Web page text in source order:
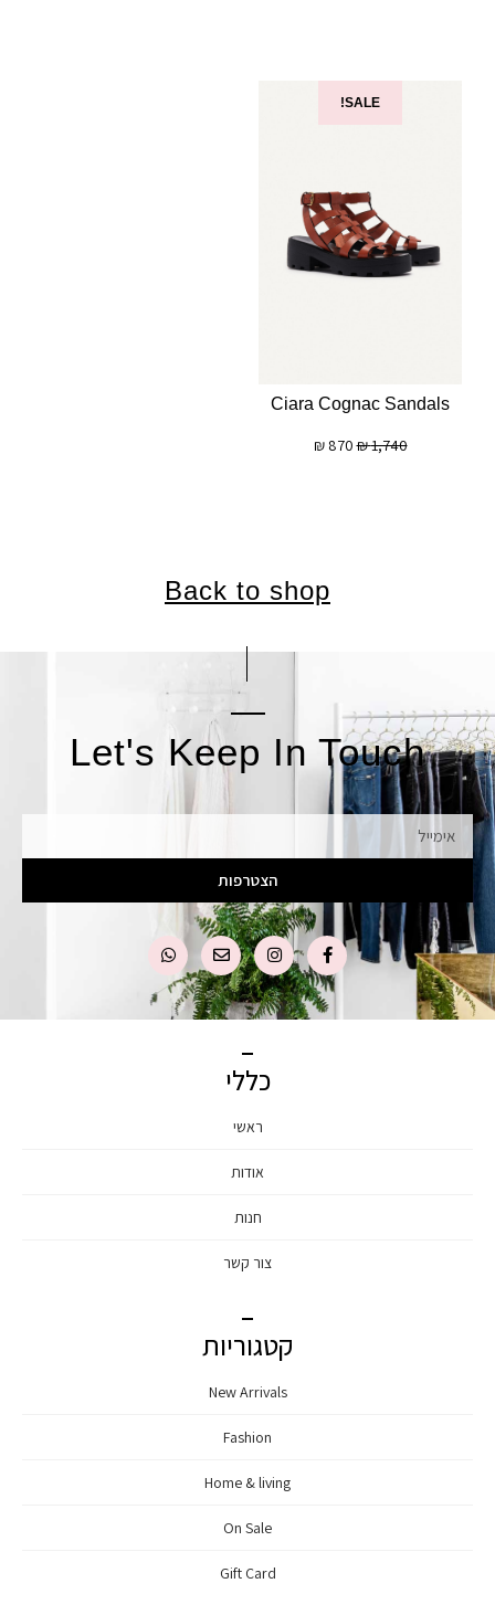
SALE!
Ciara Cognac Sandals
1,740
₪
870
₪
Back to shop
Let's Keep In Touch
אימייל
הצטרפות
כללי
ראשי
אודות
חנות
צור קשר
קטגוריות
New Arrivals
Fashion
Home & living
On Sale
Gift Card